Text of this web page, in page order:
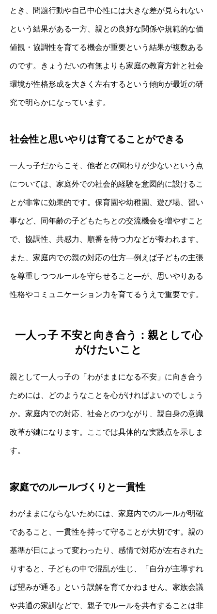
とき、問題行動や自己中心性には大きな差が見られない
という結果がある一方、親との良好な関係や規範的な価
値観・協調性を育てる機会が重要という結果が複数ある
のです。きょうだいの有無よりも家庭の教育方針と社会
環境が性格形成を大きく左右するという傾向が最近の研
究で明らかになっています。
社会性と思いやりは育てることができる
一人っ子だからこそ、他者との関わりが少ないという点
については、家庭外での社会的経験を意図的に設けるこ
とが非常に効果的です。保育園や幼稚園、遊び場、習い
事など、同年齢の子どもたちとの交流機会を増やすこと
で、協調性、共感力、順番を待つ力などが養われます。
また、家庭内での親の対応の仕方—例えば子どもの主張
を尊重しつつルールを守らせること—が、思いやりある
性格やコミュニケーション力を育てるうえで重要です。
一人っ子 不安と向き合う：親として心
がけたいこと
親として一人っ子の「わがままになる不安」に向き合う
ためには、どのようなことを心がければよいのでしょう
か。家庭内での対応、社会とのつながり、親自身の意識
改革が鍵になります。ここでは具体的な実践点を示しま
す。
家庭でのルールづくりと一貫性
わがままにならないためには、家庭内でのルールが明確
であること、一貫性を持って守ることが大切です。親の
基準が日によって変わったり、感情で対応が左右された
りすると、子どもの中で混乱が生じ、「自分が主導すれ
ば望みが通る」という誤解を育てかねません。家族会議
や共通の家訓などで、親子でルールを共有することは非